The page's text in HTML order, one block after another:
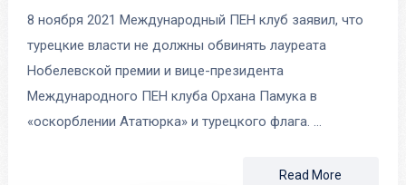
8 ноября 2021 Международный ПЕН клуб заявил, что
турецкие власти не должны обвинять лауреата
Нобелевской премии и вице-президента
Международного ПЕН клуба Орхана Памука в
«оскорблении Ататюрка» и турецкого флага. …
Read More